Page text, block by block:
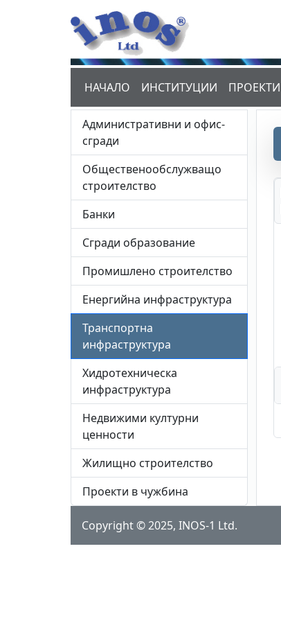
НАЧАЛО ИНСТИТУЦИИ ПРОЕКТИ
Административни и офис-
сгради
Общественообслужващо
строителство
Банки
Сгради образование
Промишлено строителство
Енергийна инфраструктура
Транспортна
инфраструктура
Хидротехническа
инфраструктура
Недвижими културни
ценности
Жилищно строителство
Проекти в чужбина
Copyright © 2025, INOS-1 Ltd.